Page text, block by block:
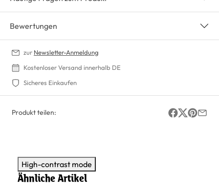
Bewertungen
zur Newsletter-Anmeldung
Kostenloser Versand innerhalb DE
Sicheres Einkaufen
Produkt teilen:
High-contrast mode
Ähnliche Artikel